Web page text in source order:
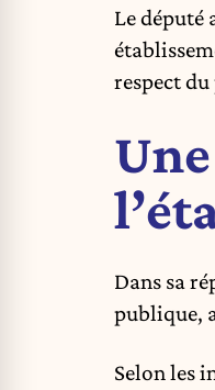
Le député
respect
Dans sa
publique,
Selon les